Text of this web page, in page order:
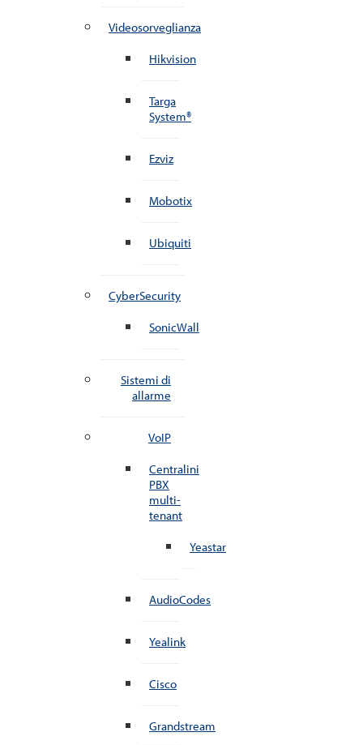
Videosorveglianza
Hikvision
Targa
System®
Ezviz
Mobotix
Ubiquiti
CyberSecurity
SonicWall
Sistemi di
allarme
VoIP
Centralini
PBX
multi-
tenant
Yeastar
AudioCodes
Yealink
Cisco
Grandstream